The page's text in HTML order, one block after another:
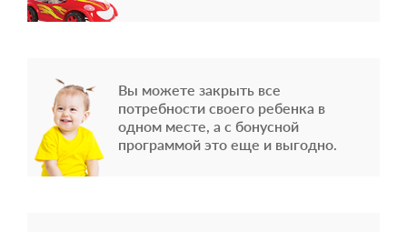
Вы можете закрыть все
потребности своего ребенка в
одном месте, а с бонусной
программой это еще и выгодно.